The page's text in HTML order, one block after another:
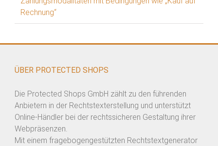
Rechnung“
ÜBER PROTECTED SHOPS
Die Protected Shops GmbH zählt zu den führenden
Anbietern in der Rechtstexterstellung und unterstützt
Online-Händler bei der rechtssicheren Gestaltung ihrer
Webpräsenzen.
Mit einem fragebogengestützten Rechtstextgenerator